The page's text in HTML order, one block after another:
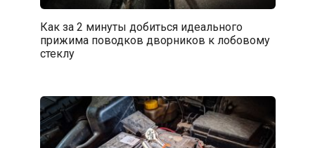
Как за 2 минуты добиться идеального
прижима поводков дворников к лобовому
стеклу